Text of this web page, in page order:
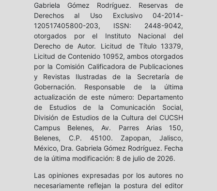
Gabriela Gómez Rodríguez. Reservas de
Derechos al Uso Exclusivo 04-2014-
120517405800-203, ISSN: 2448-9042,
otorgados por el Instituto Nacional del
Derecho de Autor. Licitud de Título 13379,
Licitud de Contenido 10952, ambos otorgados
por la Comisión Calificadora de Publicaciones
y Revistas Ilustradas de la Secretaría de
Gobernación. Responsable de la última
actualización de este número: Departamento
de Estudios de la Comunicación Social,
División de Estudios de la Cultura del CUCSH
Campus Belenes, Av. Parres Arias 150,
Belenes, C.P. 45100. Zapopan, Jalisco,
México, Dra. Gabriela Gómez Rodríguez. Fecha
de la última modificación: 8 de julio de 2026.
Las opiniones expresadas por los autores no
necesariamente reflejan la postura del editor